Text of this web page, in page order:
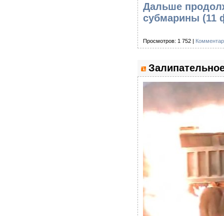
Дальше
субмарины (11
Просмотров: 1 752 |